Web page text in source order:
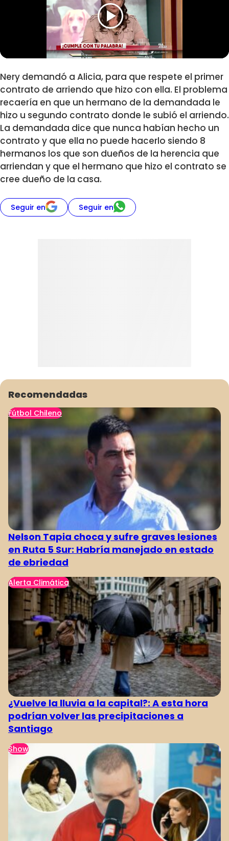
Nery demandó a Alicia, para que respete el primer
contrato de arriendo que hizo con ella. El problema
recaería en que un hermano de la demandada le
hizo u segundo contrato donde le subió el arriendo.
La demandada dice que nunca habían hecho un
contrato y que ella no puede hacerlo siendo 8
hermanos los que son dueños de la herencia que
arriendan y que el hermano que hizo el contrato se
cree dueño de la casa.
Seguir en Seguir en
Recomendadas
Fútbol Chileno
Nelson Tapia choca y sufre graves lesiones
en Ruta 5 Sur: Habría manejado en estado
de ebriedad
Alerta Climática
¿Vuelve la lluvia a la capital?: A esta hora
podrían volver las precipitaciones a
Santiago
Show